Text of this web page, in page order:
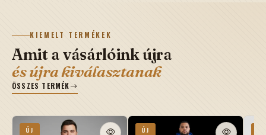
KIEMELT TERMÉKEK
Amit a vásárlóink újra
és újra kiválasztanak
ÖSSZES TERMÉK
ÚJ ÚJ